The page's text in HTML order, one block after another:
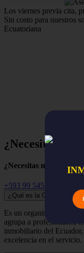
Los viernes previa cita,
Sin costo para nuestros
Ecuatoriana
¿Necesitas
¿Necesitas más
+593 99 545 3741
¿Qué es la Cámara
Es un organismo
agrupa a profesionales,
inmobiliario del
excelencia en el servicio.